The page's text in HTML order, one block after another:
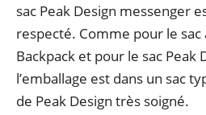
sac Peak Design messenger
respecté. Comme pour le sac
Backpack et pour le sac Peak
l’emballage est dans un sac
de Peak Design très soigné.